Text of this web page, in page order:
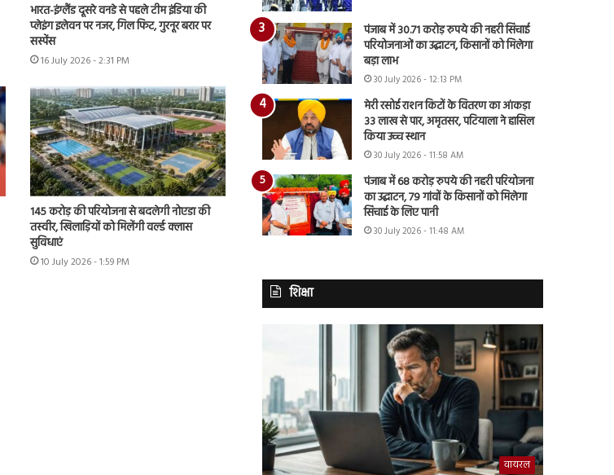
भारत-इंग्लैंड दूसरे वनडे से पहले टीम इंडिया की
प्लेइंग इलेवन पर नजर, गिल फिट, गुरनूर बरार पर
सस्पेंस
16 July 2026 - 2:31 PM
145 करोड़ की परियोजना से बदलेगी नोएडा की
तस्वीर, खिलाड़ियों को मिलेंगी वर्ल्ड क्लास
सुविधाएं
10 July 2026 - 1:59 PM
पंजाब में 30.71 करोड़ रुपये की नहरी सिंचाई
परियोजनाओं का उद्घाटन, किसानों को मिलेगा
बड़ा लाभ
30 July 2026 - 12:13 PM
मेरी रसोई राशन किटों के वितरण का आंकड़ा
33 लाख से पार, अमृतसर, पटियाला ने हासिल
किया उच्च स्थान
30 July 2026 - 11:58 AM
पंजाब में 68 करोड़ रुपये की नहरी परियोजना
का उद्घाटन, 79 गांवों के किसानों को मिलेगा
सिंचाई के लिए पानी
30 July 2026 - 11:48 AM
शिक्षा
वायरल